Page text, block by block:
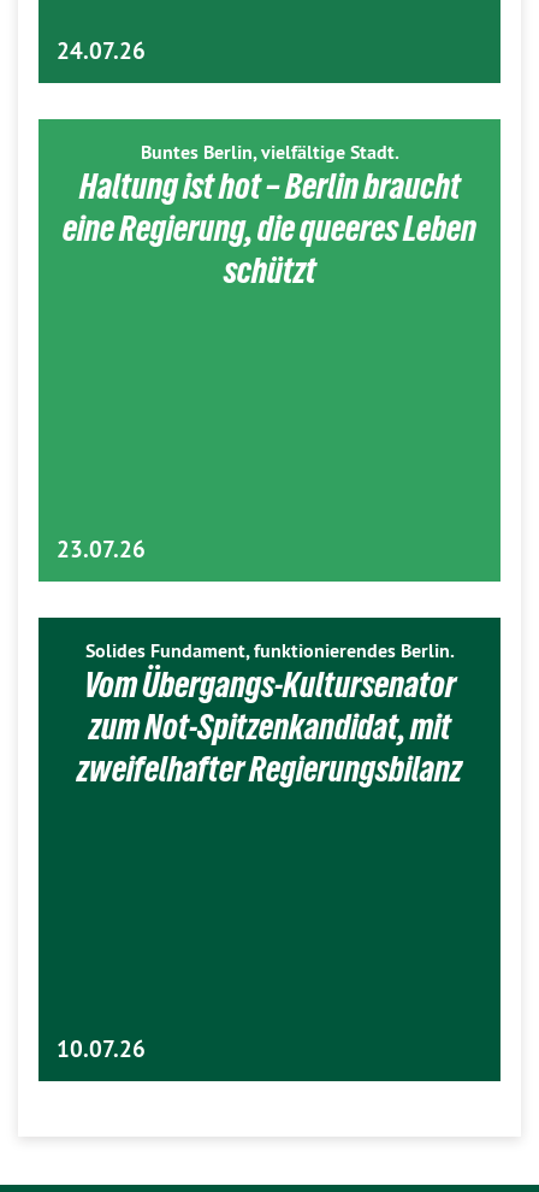
24.07.26
Buntes Berlin, vielfältige Stadt.
Haltung ist hot – Berlin braucht
eine Regierung, die queeres Leben
schützt
23.07.26
Solides Fundament, funktionierendes Berlin.
Vom Übergangs-Kultursenator
zum Not-Spitzenkandidat, mit
zweifelhafter Regierungsbilanz
10.07.26